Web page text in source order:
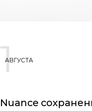
1
АВГУСТА
Nuance